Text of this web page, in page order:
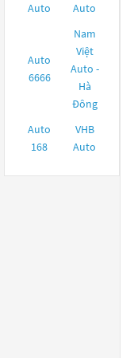
Auto
Auto
Auto
6666
Nam
Việt
Auto -
Hà
Đông
Auto
168
VHB
Auto